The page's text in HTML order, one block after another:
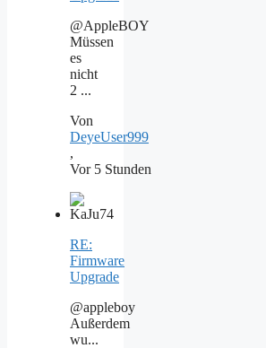
@AppleBOY
Müssen
es
nicht
2 ...
Von
DeyeUser999
,
Vor 5 Stunden
RE:
Firmware
Upgrade
@appleboy
Außerdem
wu...